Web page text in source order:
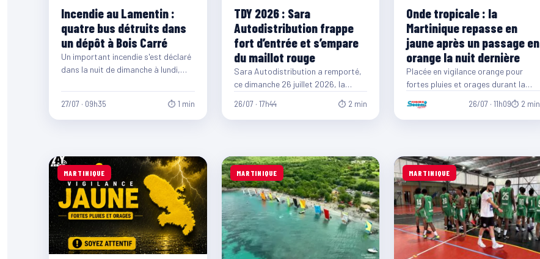
Incendie au Lamentin :
quatre bus détruits dans
un dépôt à Bois Carré
Un important incendie s'est déclaré
dans la nuit de dimanche à lundi,
27/07 · 09h35 ⏱ 1 min
TDY 2026 : Sara
Autodistribution frappe
fort d’entrée et s’empare
du maillot rouge
Sara Autodistribution a remporté,
ce dimanche 26 juillet 2026, la
première étape de la 40ᵉ édition du
Tour…
26/07 · 17h44 ⏱ 2 min
Onde tropicale : la
Martinique repasse en
jaune après un passage en
orange la nuit dernière
Placée en vigilance orange pour
fortes pluies et orages durant la
nuit, la Martinique est repassée en
vigilance…
26/07 · 11h09⏱ 2 min
MARTINIQUE MARTINIQUE MARTINIQUE